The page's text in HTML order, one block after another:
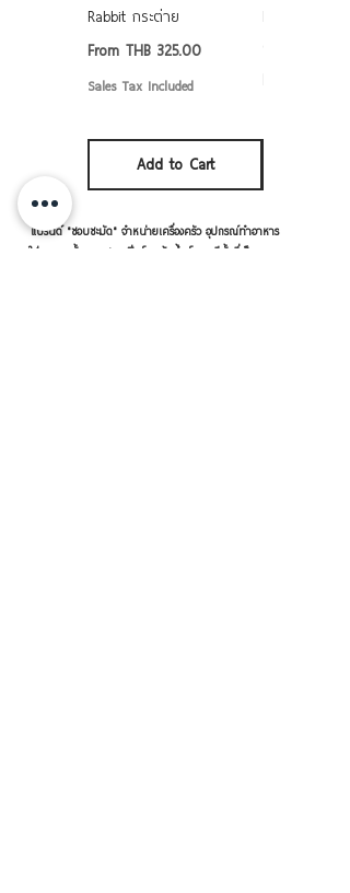
Rabbit กระต่าย
From THB 325.00
Sale Price
Sales Tax Included
Add to Cart
แบรนด์ "ชอบชะมัด" จำหน่ายเครื่องครัว อุปกรณ์ทำอาหาร
ใส่อาหาร ทั้งจาน ชาม ปิ่นโต แก้วน้ำ โดยจะมีทั้งที่เป็น